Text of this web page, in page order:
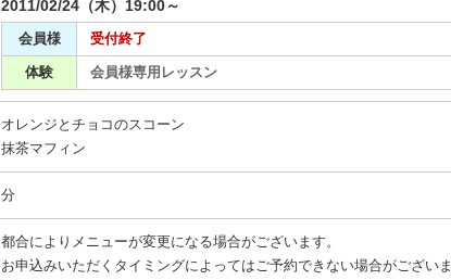
2011/02/24（木）19:00～
会員様 受付終了
体験 会員様専用レッスン
オレンジとチョコのスコーン
抹茶マフィン
分
都合によりメニューが変更になる場合がございます。
お申込みいただくタイミングによってはご予約できない場合がございま